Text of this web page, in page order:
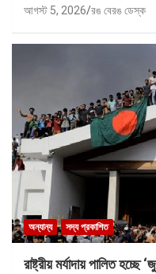
আগস্ট 5, 2026 রঙ বেরঙ ডেস্ক
অন্যান্য সদ্য প্রকাশিত
রাষ্ট্রীয় মর্যাদায় পালিত